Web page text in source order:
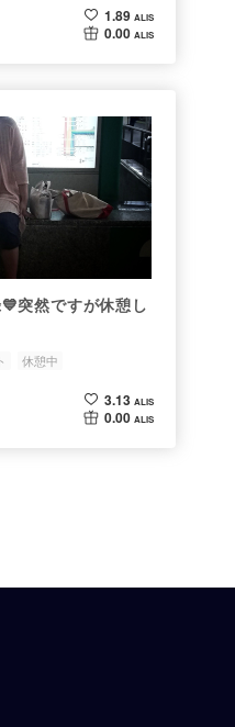
1.89 ALIS
0.00 ALIS
突然ですが休憩し
休憩中
3.13 ALIS
0.00 ALIS